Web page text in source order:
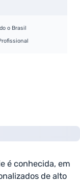
o Brasil
é conhecida, em
de alto